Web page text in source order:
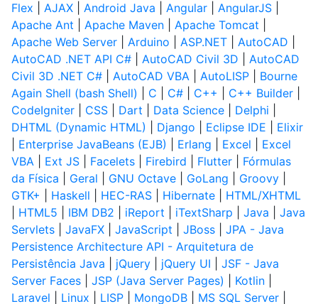
Flex
AJAX Android Java Angular AngularJS
Apache Ant
Apache Maven Apache Tomcat
Apache Web Server
Arduino ASP.NET AutoCAD
AutoCAD .NET API C#
AutoCAD Civil 3D
AutoCAD
Civil 3D .NET C#
AutoCAD VBA AutoLISP
Bourne
Again Shell (bash Shell)
C C# C++ C++ Builder
CodeIgniter
CSS Dart Data Science Delphi
DHTML (Dynamic HTML)
Django Eclipse IDE
Elixir
Enterprise JavaBeans (EJB) Erlang Excel
Excel
VBA
Ext JS Facelets Firebird Flutter
Fórmulas
da Física
Geral GNU Octave GoLang Groovy
GTK+
Haskell HEC-RAS Hibernate
HTML/XHTML
HTML5 IBM DB2 iReport iTextSharp Java
Java
Servlets
JavaFX JavaScript JBoss
JPA - Java
Persistence Architecture API - Arquitetura de
Persistência Java
jQuery jQuery UI
JSF - Java
Server Faces
JSP (Java Server Pages) Kotlin
Laravel
Linux LISP MongoDB MS SQL Server